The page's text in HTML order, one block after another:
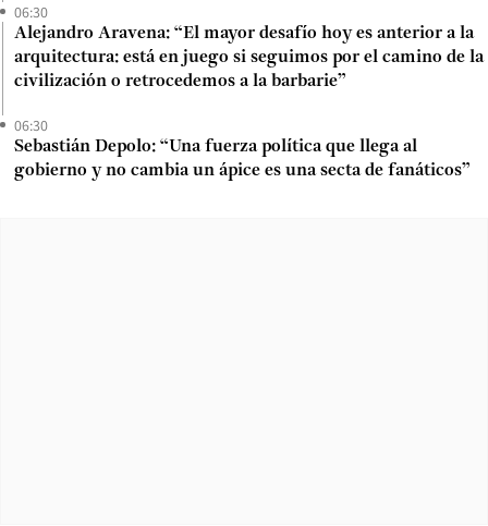
06:30
Alejandro Aravena: “El mayor desafío hoy es anterior a la
arquitectura: está en juego si seguimos por el camino de la
civilización o retrocedemos a la barbarie”
06:30
Sebastián Depolo: “Una fuerza política que llega al
gobierno y no cambia un ápice es una secta de fanáticos”